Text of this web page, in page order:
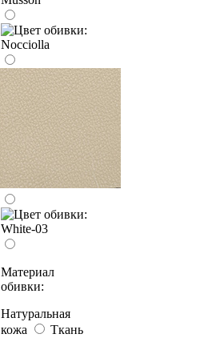
Материал
обивки:
Натуральная
кожа
Ткань